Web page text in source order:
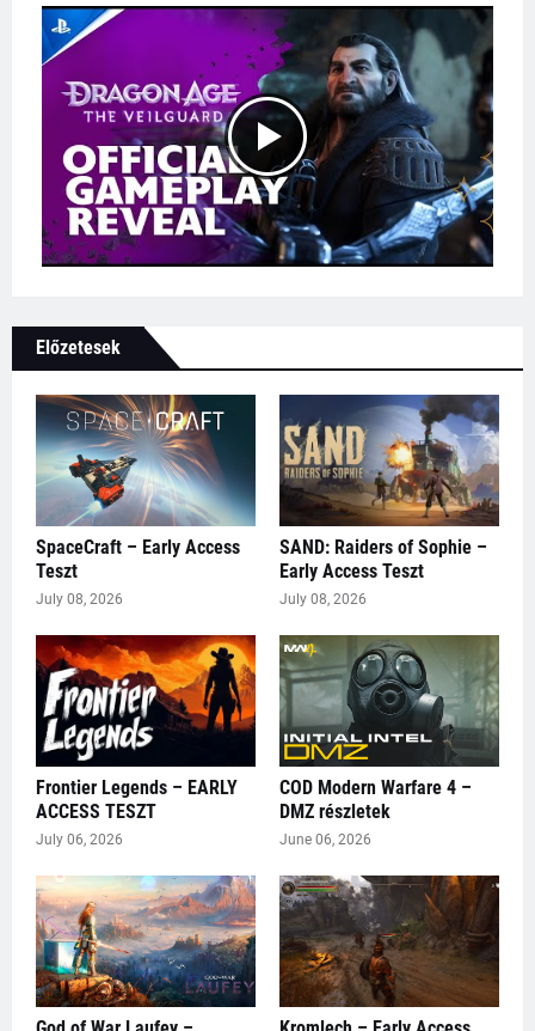
Előzetesek
SpaceCraft – Early Access
Teszt
July 08, 2026
SAND: Raiders of Sophie –
Early Access Teszt
July 08, 2026
Frontier Legends – EARLY
ACCESS TESZT
July 06, 2026
COD Modern Warfare 4 –
DMZ részletek
June 06, 2026